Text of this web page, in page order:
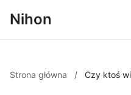
Nihon
Strona główna / Czy ktoś